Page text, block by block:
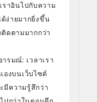
ราอินไปกับความ
ด้ง่ายมากยิ่งขึ้น
ดตามมากกว่า
รมณ์: เวลาเรา
องบนเว็บไซต์
มีความรู้สึกว่า